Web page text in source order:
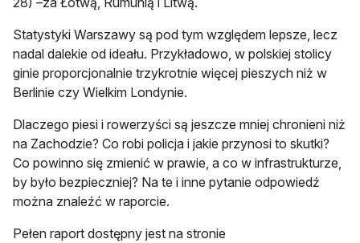
Statystyki Warszawy są pod tym względem lepsze, lecz
nadal dalekie od ideału. Przykładowo, w polskiej stolicy
ginie proporcjonalnie trzykrotnie więcej pieszych niż w
Berlinie czy Wielkim Londynie.
Dlaczego piesi i rowerzyści są jeszcze mniej chronieni niż
na Zachodzie? Co robi policja i jakie przynosi to skutki?
Co powinno się zmienić w prawie, a co w infrastrukturze,
by było bezpieczniej? Na te i inne pytanie odpowiedź
można znaleźć w raporcie.
Pełen raport dostępny jest na stronie